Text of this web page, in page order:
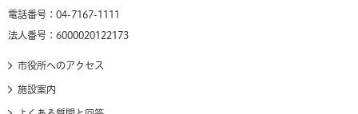
電話番号：04-7167-1111
法人番号：6000020122173
市役所へのアクセス
施設案内